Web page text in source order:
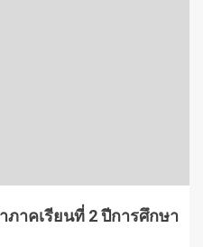
ภาคเรียนที่ 2 ปีการศึกษา